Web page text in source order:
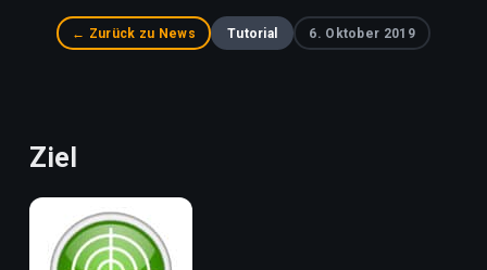
← Zurück zu News Tutorial 6. Oktober 2019
Ziel